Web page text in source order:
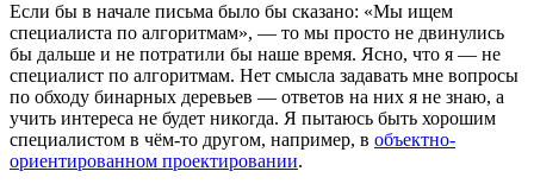
Если бы в начале письма было бы сказано: «Мы ищем
специалиста по алгоритмам», — то мы просто не двинулись
бы дальше и не потратили бы наше время. Ясно, что я — не
специалист по алгоритмам. Нет смысла задавать мне вопросы
по обходу бинарных деревьев — ответов на них я не знаю, а
учить интереса не будет никогда. Я пытаюсь быть хорошим
специалистом в чём-то другом, например, в объектно-
ориентированном проектировании.